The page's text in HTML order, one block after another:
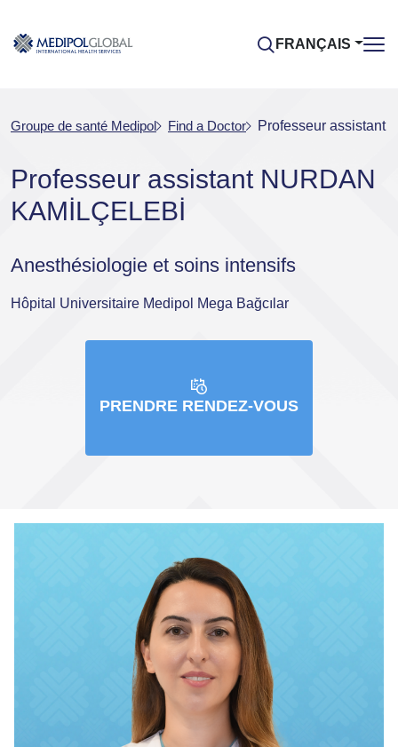
FRANÇAIS
Groupe de santé Medipol Find a Doctor Professeur assistant
Professeur assistant NURDAN
KAMİLÇELEBİ
Anesthésiologie et soins intensifs
Hôpital Universitaire Medipol Mega Bağcılar
PRENDRE RENDEZ-VOUS